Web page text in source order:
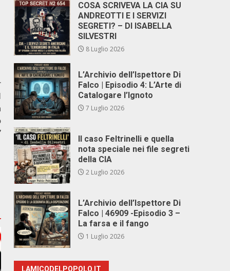
COSA SCRIVEVA LA CIA SU
ANDREOTTI E I SERVIZI
SEGRETI? – DI ISABELLA
SILVESTRI
8 Luglio 2026
L’Archivio dell’Ispettore Di
Falco | Episodio 4: L’Arte di
Catalogare l’Ignoto
7 Luglio 2026
Il caso Feltrinelli e quella
nota speciale nei file segreti
della CIA
2 Luglio 2026
L’Archivio dell’Ispettore Di
Falco | 46909 -Episodio 3 –
La farsa e il fango
1 Luglio 2026
LAMICODELPOPOLO.IT